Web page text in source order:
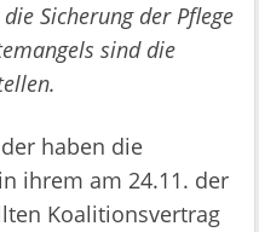
Sicherung der Pflege
sind die
haben die
ihrem am 24.11. der
Koalitionsvertrag